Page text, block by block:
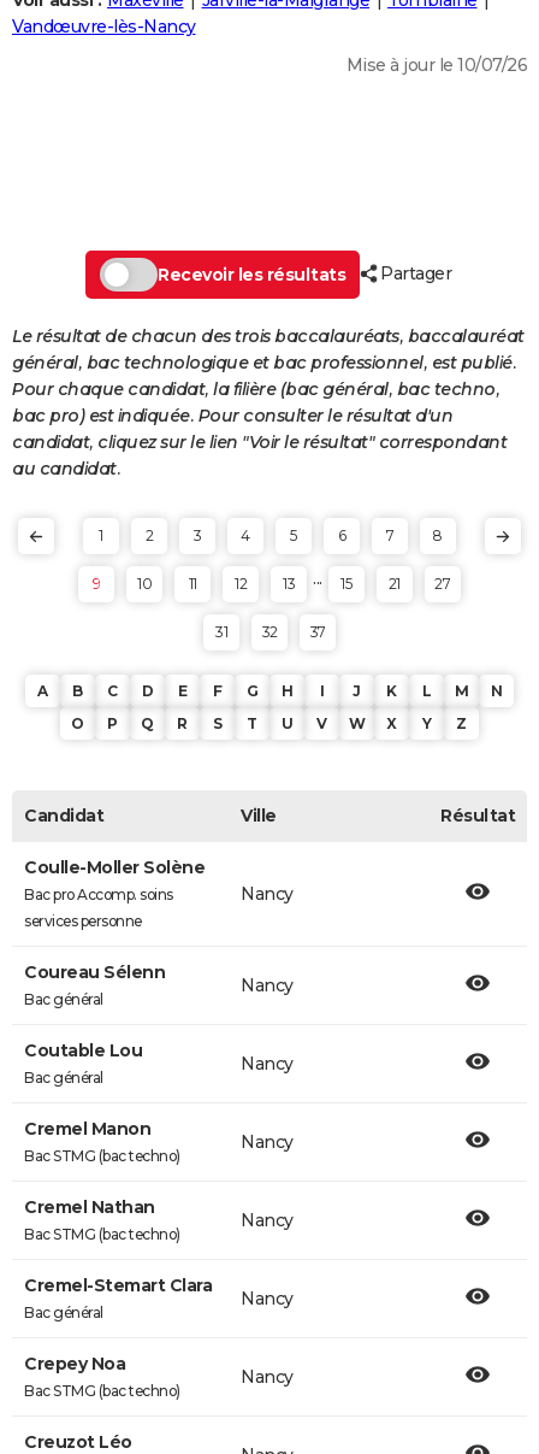
Destinations
City break
Voyage nature
Voyage de noces
Forum
Climat
+
PHOTO
Dictionnaire
PROGRAMME TV
S'inscrire
Se connecter
Lycées
Collèges
Primaires
Universités
Entreprises
Service militaire
Avis de recherche
AVIS DE DÉCÈS
FORUM
Bricolage
Lifestyle
Culture
Sport
Auto
Television
Voyage
Cinema
Vandœuvre-lès-Nancy
Mise à jour le 10/07/26
Recevoir les résultats Partager
Le résultat de chacun des trois baccalauréats, baccalauréat
général, bac technologique et bac professionnel, est publié.
Pour chaque candidat, la filière (bac général, bac techno,
bac pro) est indiquée. Pour consulter le résultat d'un
candidat, cliquez sur le lien "Voir le résultat" correspondant
au candidat.
1 2 3 4 5 6 7 8
9 10 11 12 13 ... 15 21 27
31 32 37
A B C D E F G H I J K L M
N
O
P Q R S T U V W X Y Z
Candidat Ville Résultat
Coulle-Moller Solène
Bac pro Accomp. soins
services personne
Nancy
Coureau Sélenn
Bac général
Nancy
Coutable Lou
Bac général
Nancy
Cremel Manon
Bac STMG (bac techno)
Nancy
Cremel Nathan
Bac STMG (bac techno)
Nancy
Cremel-Stemart Clara
Bac général
Nancy
Crepey Noa
Bac STMG (bac techno)
Nancy
Creuzot Léo